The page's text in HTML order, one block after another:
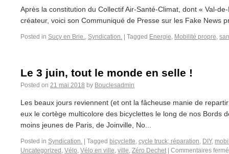
Après la constitution du Collectif Air-Santé-Climat, dont « Val-
créateur, voici son Communiqué de Presse sur les Fake News
Posted in Sucy en Brie., Syndication. Tagged Energie, Mobilité propre,
Le 3 juin, tout le monde en selle !
Posted on 21 mai 2018 by Bouclesadmin
Les beaux jours reviennent (et ont la fâcheuse manie de
eux le cortège multicolore des bicyclettes le long de nos Bords
moins jeunes de Paris, de Joinville, No...
Posted in Syndication. Tagged bicyclette, cycle truck; réparation, DIY,
Uncategorized , Vélo, Vélo en ville, ville, Zéro Dechet Commentaires